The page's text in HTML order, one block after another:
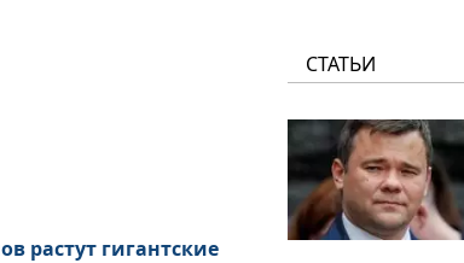
растут гигантские
СТАТЬИ